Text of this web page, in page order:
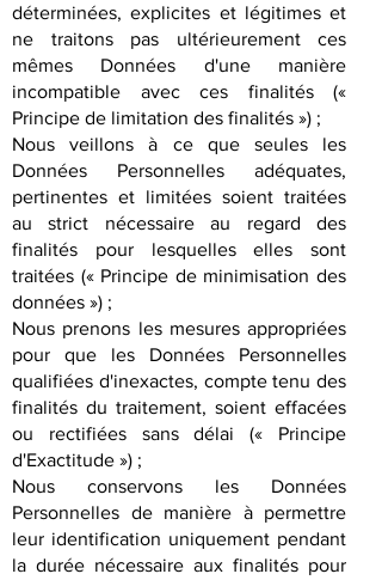
déterminées, explicites et légitimes et
ne traitons pas ultérieurement ces
mêmes Données d'une manière
incompatible avec ces finalités («
Principe de limitation des finalités ») ;
Nous veillons à ce que seules les
Données Personnelles adéquates,
pertinentes et limitées soient traitées
au strict nécessaire au regard des
finalités pour lesquelles elles sont
traitées (« Principe de minimisation des
données ») ;
Nous prenons les mesures appropriées
pour que les Données Personnelles
qualifiées d'inexactes, compte tenu des
finalités du traitement, soient effacées
ou rectifiées sans délai (« Principe
d'Exactitude ») ;
Nous conservons les Données
Personnelles de manière à permettre
leur identification uniquement pendant
la durée nécessaire aux finalités pour